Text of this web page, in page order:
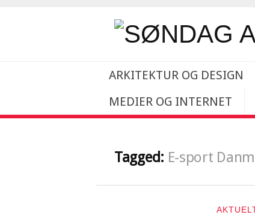
ARKITEKTUR OG DESIGN
MEDIER OG INTERNET
Tagged: E-sport